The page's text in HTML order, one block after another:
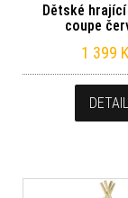
Dětské
coupe
1 399
DETAIL